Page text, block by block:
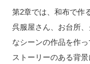
第2章では、和布で作
呉服屋さん、お台所
なシーンの作品を作っ
ストーリーのある背